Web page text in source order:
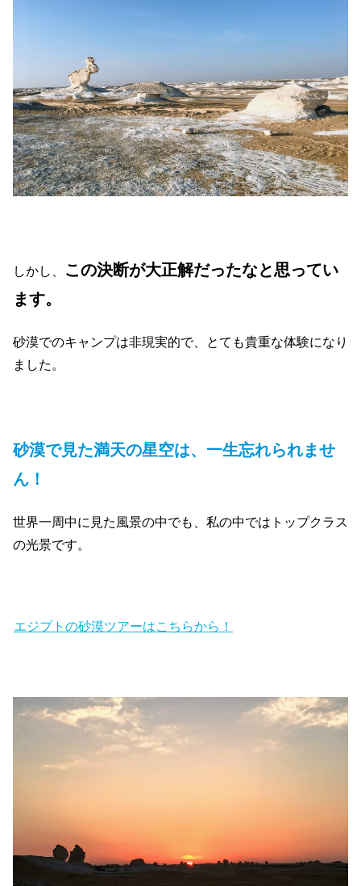
しかし、
この決断が大正解だったなと思ってい
ます。
砂漠でのキャンプは非現実的で、とても貴重な体験になり
ました。
砂漠で見た満天の星空は、一生忘れられませ
ん！
世界一周中に見た風景の中でも、私の中ではトップクラス
の光景です。
エジプトの砂漠ツアーはこちらから！